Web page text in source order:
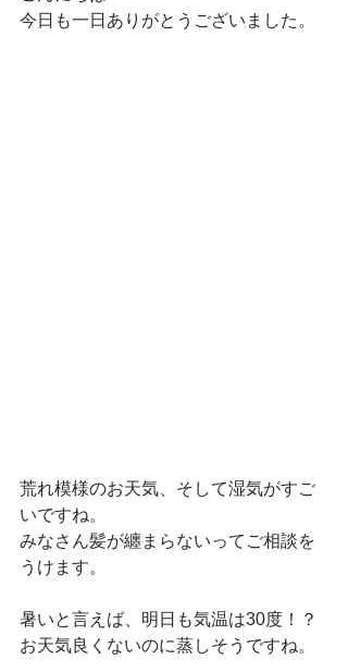
今日も一日ありがとうございました。
荒れ模様のお天気、そして湿気がすご
いですね。
みなさん髪が纏まらないってご相談を
うけます。
暑いと言えば、明日も気温は30度！？
お天気良くないのに蒸しそうですね。